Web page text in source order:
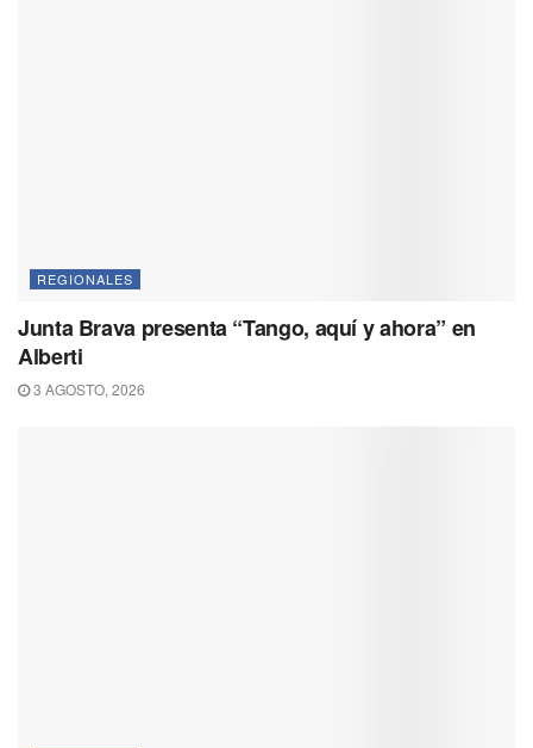
REGIONALES
Junta Brava presenta “Tango, aquí y ahora” en
Alberti
3 AGOSTO, 2026